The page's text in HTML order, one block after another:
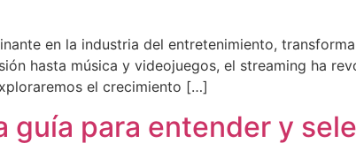
en la industria del entretenimiento,
hasta música y videojuegos, el streaming ha
el crecimiento […]
guía para entender y